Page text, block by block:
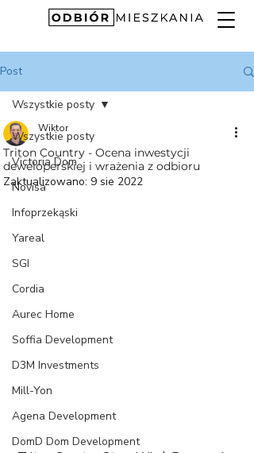
Post
Wszystkie posty
Victoria Dom
Novisa
Infoprzekąski
Yareal
SGI
Cordia
Aurec Home
Soffia Development
D3M Investments
Mill-Yon
Agena Development
DomD Dom Development
Wszystkie posty
Triton Country - Ocena inwestycji
deweloperskiej i wrażenia z odbioru
Wiktor
Zaktualizowano: 9 sie 2022